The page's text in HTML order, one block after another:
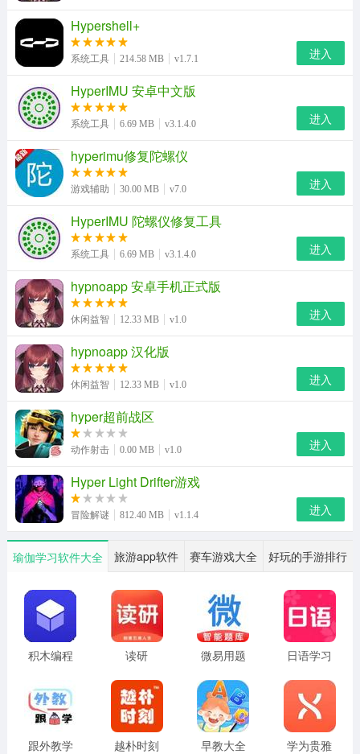
2、在这里系统要求，我们触摸绿色圆点，我们根据系统所
提示的进行操作。
3、选择相应的项目进行勾选。
Hypershell+
系统工具 214.58 MB v1.7.1 进入
HyperIMU 安卓中文版
系统工具 6.69 MB v3.1.4.0 进入
hyperimu修复陀螺仪
游戏辅助 30.00 MB v7.0 进入
HyperIMU 陀螺仪修复工具
系统工具 6.69 MB v3.1.4.0 进入
hypnoapp 安卓手机正式版
休闲益智 12.33 MB v1.0 进入
hypnoapp 汉化版
休闲益智 12.33 MB v1.0 进入
hyper超前战区
动作射击 0.00 MB v1.0 进入
Hyper Light Drifter游戏
冒险解谜 812.40 MB v1.1.4 进入
瑜伽学习软件大全 旅游app软件 赛车游戏大全 好玩的手游排行
积木编程 读研
微易用题
日语学习
跟外教学 越朴时刻 早教大全
学为贵雅